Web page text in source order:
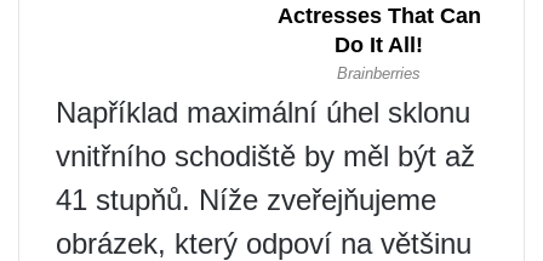
Například maximální úhel sklonu
vnitřního schodiště by měl být až
41 stupňů. Níže zveřejňujeme
obrázek, který odpoví na většinu